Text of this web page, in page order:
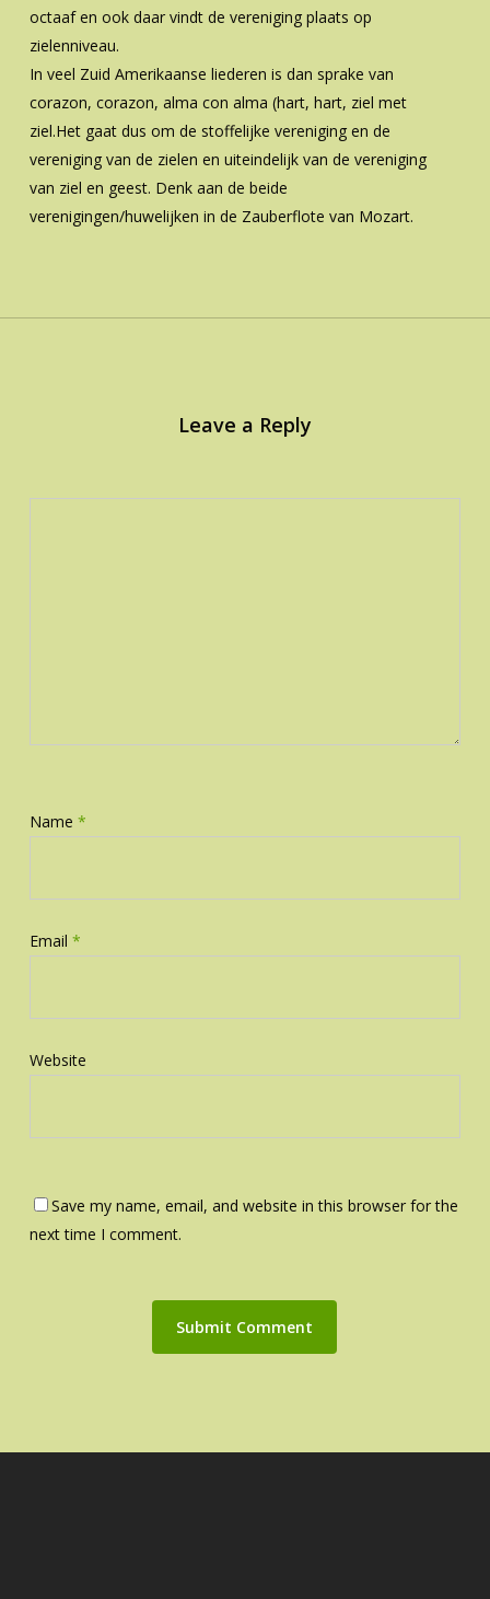
octaaf en ook daar vindt de vereniging plaats op
zielenniveau.
In veel Zuid Amerikaanse liederen is dan sprake van
corazon, corazon, alma con alma (hart, hart, ziel met
ziel.Het gaat dus om de stoffelijke vereniging en de
vereniging van de zielen en uiteindelijk van de vereniging
van ziel en geest. Denk aan de beide
verenigingen/huwelijken in de Zauberflote van Mozart.
Leave a Reply
Name *
Email *
Website
Save my name, email, and website in this browser for the
next time I comment.